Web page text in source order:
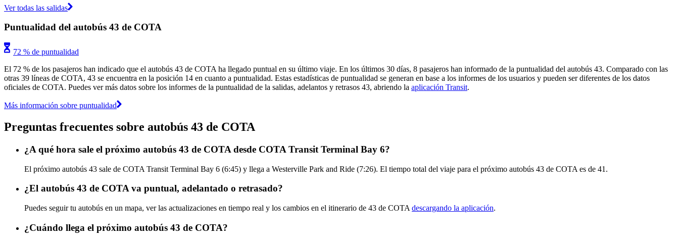
Ver todas las salidas
Puntualidad del autobús 43 de COTA
72 % de puntualidad
El 72 % de los pasajeros han indicado que el autobús 43 de COTA ha llegado puntual en su último viaje. En los últimos 30 días, 8 pasajeros han informado de la puntualidad del autobús 43. Comparado con las
otras 39 líneas de COTA, 43 se encuentra en la posición 14 en cuanto a puntualidad. Estas estadísticas de puntualidad se generan en base a los informes de los usuarios y pueden ser diferentes de los datos
oficiales de COTA. Puedes ver más datos sobre los informes de la puntualidad de la salidas, adelantos y retrasos 43, abriendo la aplicación Transit.
Más información sobre puntualidad
Preguntas frecuentes sobre autobús 43 de COTA
¿A qué hora sale el próximo autobús 43 de COTA desde COTA Transit Terminal Bay 6?
El próximo autobús 43 sale de COTA Transit Terminal Bay 6 (6:45) y llega a Westerville Park and Ride (7:26). El tiempo total del viaje para el próximo autobús 43 de COTA es de 41.
¿El autobús 43 de COTA va puntual, adelantado o retrasado?
Puedes seguir tu autobús en un mapa, ver las actualizaciones en tiempo real y los cambios en el itinerario de 43 de COTA descargando la aplicación.
¿Cuándo llega el próximo autobús 43 de COTA?